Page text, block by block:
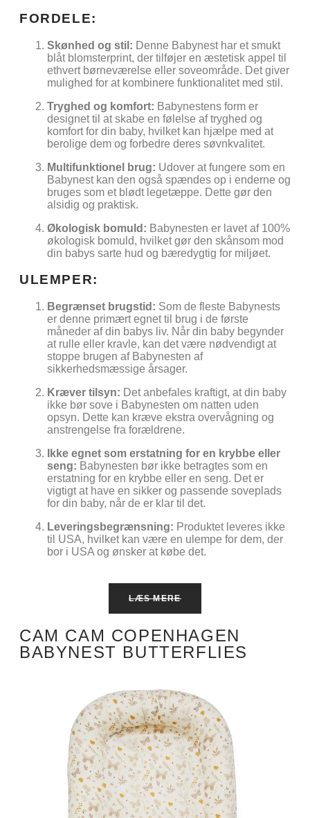
FORDELE:
Skønhed og stil: Denne Babynest har et smukt
blåt blomsterprint, der tilføjer en æstetisk appel til
ethvert børneværelse eller soveområde. Det giver
mulighed for at kombinere funktionalitet med stil.
Tryghed og komfort: Babynestens form er
designet til at skabe en følelse af tryghed og
komfort for din baby, hvilket kan hjælpe med at
berolige dem og forbedre deres søvnkvalitet.
Multifunktionel brug: Udover at fungere som en
Babynest kan den også spændes op i enderne og
bruges som et blødt legetæppe. Dette gør den
alsidig og praktisk.
Økologisk bomuld: Babynesten er lavet af 100%
økologisk bomuld, hvilket gør den skånsom mod
din babys sarte hud og bæredygtig for miljøet.
ULEMPER:
Begrænset brugstid: Som de fleste Babynests
er denne primært egnet til brug i de første
måneder af din babys liv. Når din baby begynder
at rulle eller kravle, kan det være nødvendigt at
stoppe brugen af Babynesten af
sikkerhedsmæssige årsager.
Kræver tilsyn: Det anbefales kraftigt, at din baby
ikke bør sove i Babynesten om natten uden
opsyn. Dette kan kræve ekstra overvågning og
anstrengelse fra forældrene.
Ikke egnet som erstatning for en krybbe eller
seng: Babynesten bør ikke betragtes som en
erstatning for en krybbe eller en seng. Det er
vigtigt at have en sikker og passende soveplads
for din baby, når de er klar til det.
Leveringsbegrænsning: Produktet leveres ikke
til USA, hvilket kan være en ulempe for dem, der
bor i USA og ønsker at købe det.
LÆS MERE
CAM CAM COPENHAGEN
BABYNEST BUTTERFLIES